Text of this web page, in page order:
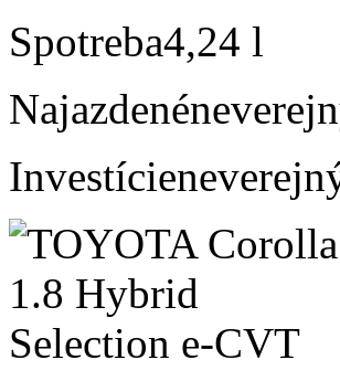
Spotreba4,24 l
Najazdené
Investície